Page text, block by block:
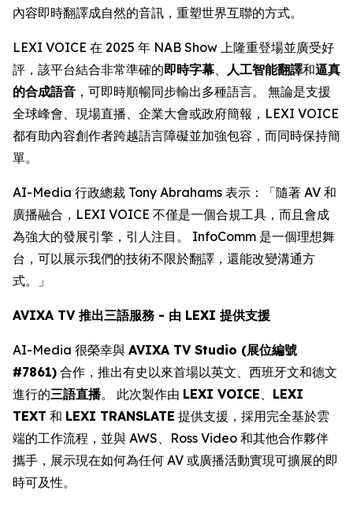
內容即時翻譯成自然的音訊，重塑世界互聯的方式。
LEXI VOICE 在 2025 年 NAB Show 上隆重登場並廣受好
評，該平台結合非常準確的即時字幕、 人工智能翻譯和逼真
的合成語音 ，可即時順暢同步輸出多種語言。 無論是支援
全球峰會、現場直播、企業大會或政府簡報，LEXI VOICE
都有助內容創作者跨越語言障礙並加強包容，而同時保持簡
單。
AI-Media 行政總裁 Tony Abrahams 表示：「隨著 AV 和
廣播融合，LEXI VOICE 不僅是一個合規工具，而且會成
為強大的發展引擎，引人注目。 InfoComm 是一個理想舞
台，可以展示我們的技術不限於翻譯，還能改變溝通方
式。」
AVIXA TV 推出三語服務 - 由 LEXI 提供支援
AI-Media 很榮幸與 AVIXA TV Studio (展位編號
#7861) 合作，推出有史以來首場以英文、西班牙文和德文
進行的三語直播。 此次製作由 LEXI VOICE、 LEXI
TEXT 和 LEXI TRANSLATE 提供支援，採用完全基於雲
端的工作流程，並與 AWS、Ross Video 和其他合作夥伴
攜手，展示現在如何為任何 AV 或廣播活動實現可擴展的即
時可及性。